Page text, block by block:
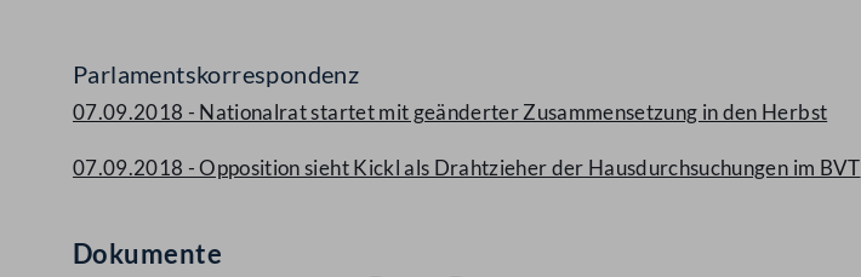
Parlamentskorrespondenz
07.09.2018 - Nationalrat startet mit geänderter Zusammensetzung in den Herbst
07.09.2018 - Opposition sieht Kickl als Drahtzieher der Hausdurchsuchungen im BVT
Dokumente